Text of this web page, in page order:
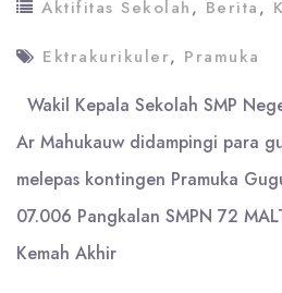
Aktifitas Sekolah, Berita,
Ektrakurikuler, Pramuka
Wakil Kepala Sekolah SMP
Ar Mahukauw didampingi para
melepas kontingen Pramuka
07.006 Pangkalan SMPN 72
Kemah Akhir